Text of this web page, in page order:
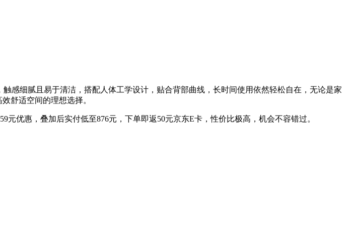
感细腻且易于清洁，搭配人体工学设计，贴合背部曲线，长时间使用依然轻松自在，无论是家
舒适空间的理想选择。
元优惠，叠加后实付低至876元，下单即返50元京东E卡，性价比极高，机会不容错过。